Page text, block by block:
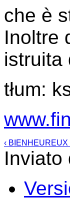
che è
Inoltre
istruita
tłum:
‹
Inviato